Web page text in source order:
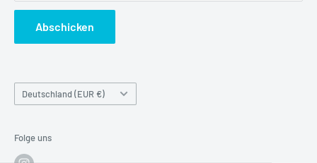
Per Telefon Montag-Freitag 10-17 Uhr & Samstag 10:00-
14:00
Cookie-Einstellungen
Information zu Artikel mit beschädigter Verpackung (DAP)
Abschicken
Land/Region
Deutschland (EUR €)
Folge uns